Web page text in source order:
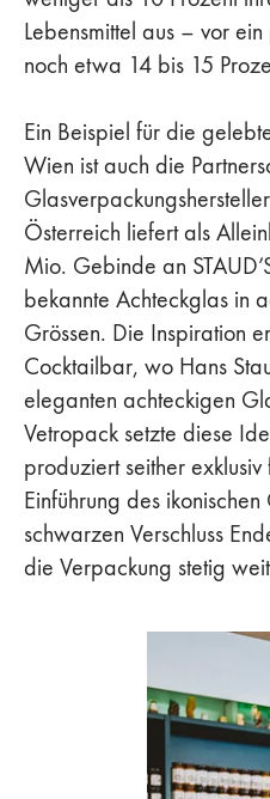
Lebensmittel aus – vor
noch etwa 14 bis 15
Ein Beispiel für die
Wien ist auch die
Österreich liefert als
Mio. Gebinde an
bekannte Achteckglas in
Grössen. Die Inspiration
Cocktailbar, wo Hans
eleganten achteckigen
Vetropack setzte diese
produziert seither exklusiv
Einführung des
schwarzen Verschluss
die Verpackung stetig